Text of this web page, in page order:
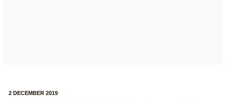
2 DECEMBER 2019